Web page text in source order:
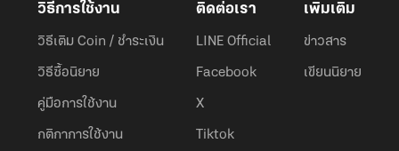
วิธีการใช้งาน
วิธีเติม Coin / ชำระเงิน
วิธีซื้อนิยาย
คู่มือการใช้งาน
กติกาการใช้งาน
ติดต่อเรา
LINE Official
Facebook
X
Tiktok
เพิ่มเติม
ข่าวสาร
เขียนนิยาย